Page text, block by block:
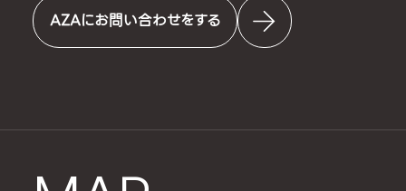
AZAにお問い合わせをする